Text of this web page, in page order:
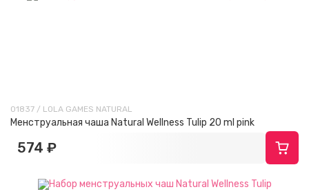
01837 / LOLA GAMES NATURAL
Менструальная чаша Natural Wellness Tulip 20 ml pink
574 ₽